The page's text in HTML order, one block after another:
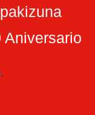
Aniversario